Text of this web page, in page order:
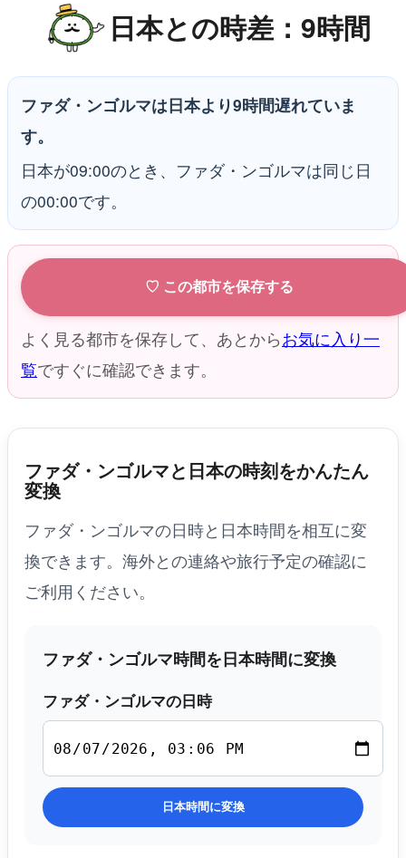
日本との時差：9時間
ファダ・ンゴルマは日本より9時間遅れていま
す。
日本が09:00のとき、ファダ・ンゴルマは同じ日
の00:00です。
♡ この都市を保存する
よく見る都市を保存して、あとからお気に入り一
覧ですぐに確認できます。
ファダ・ンゴルマと日本の時刻をかんたん
変換
ファダ・ンゴルマの日時と日本時間を相互に変
換できます。海外との連絡や旅行予定の確認に
ご利用ください。
ファダ・ンゴルマ時間を日本時間に変換
ファダ・ンゴルマの日時
日本時間に変換